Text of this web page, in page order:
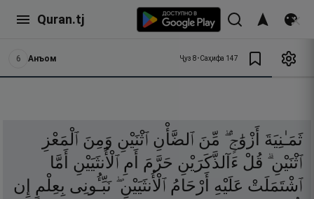
Quran.tj
6 Анъом Ҷуз 8•Саҳифа 147
ثَمَـٰنِيَةَ أَزْوَٰجٍۢ ۖ مِّنَ ٱلضَّأْنِ ٱثْنَيْنِ وَمِنَ ٱلْمَعْزِ
ٱثْنَيْنِ ۗ قُلْ ءَآلذَّكَرَيْنِ حَرَّمَ أَمِ ٱلْأُنثَيَيْنِ
أَمَّا
ٱشْتَمَلَتْ عَلَيْهِ أَرْحَامُ ٱلْأُنثَيَيْنِ ۖ نَبِّـُٔونِى بِعِلْمٍ
إِن